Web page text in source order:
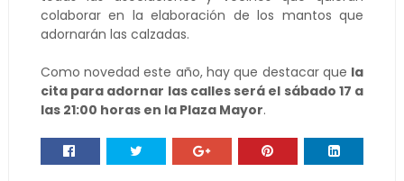
colaborar en la elaboración de los mantos que
adornarán las calzadas.
Como novedad este año, hay que destacar que la
cita para adornar las calles será el sábado 17 a
las 21:00 horas en la Plaza Mayor.